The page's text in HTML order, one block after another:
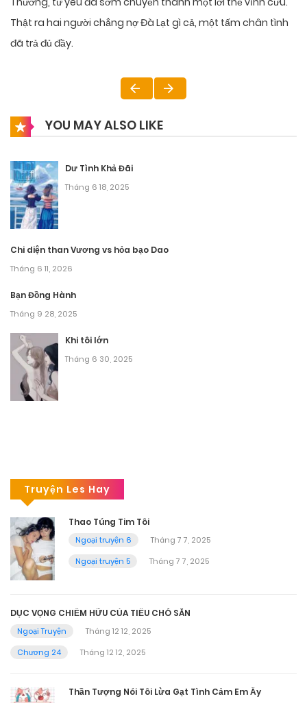
Thật ra hai người chẳng nợ Đà Lạt gì cả, một tấm chân tình
đã trả đủ đầy.
YOU MAY ALSO LIKE
Dư Tình Khả Đãi
Tháng 6 18, 2025
Chi diện than Vương vs hỏa bạo Dao
Tháng 6 11, 2026
Bạn Đồng Hành
Tháng 9 28, 2025
Khi tôi lớn
Tháng 6 30, 2025
Truyện Les Hay
Thao Túng Tim Tôi
Ngoại truyện 6
Tháng 7 7, 2025
Ngoại truyện 5
Tháng 7 7, 2025
DỤC VỌNG CHIẾM HỮU CỦA TIỂU CHÓ SĂN
Ngoại Truyện
Tháng 12 12, 2025
Chương 24
Tháng 12 12, 2025
Thần Tượng Nói Tôi Lừa Gạt Tình Cảm Em Ấy